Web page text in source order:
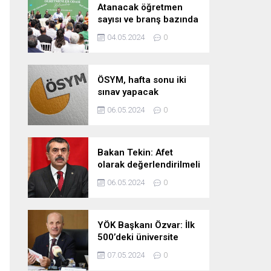
Atanacak öğretmen
sayısı ve branş bazında
kontenjan dağılımları
pazartesi belli oluyor
04.05.2024 0
ÖSYM, hafta sonu iki
sınav yapacak
06.05.2024 0
Bakan Tekin: Afet
olarak değerlendirilmeli
06.05.2024 0
YÖK Başkanı Özvar: İlk
500’deki üniversite
sayımızı 10’a çıkarmayı
hedefliyoruz
07.05.2024 0